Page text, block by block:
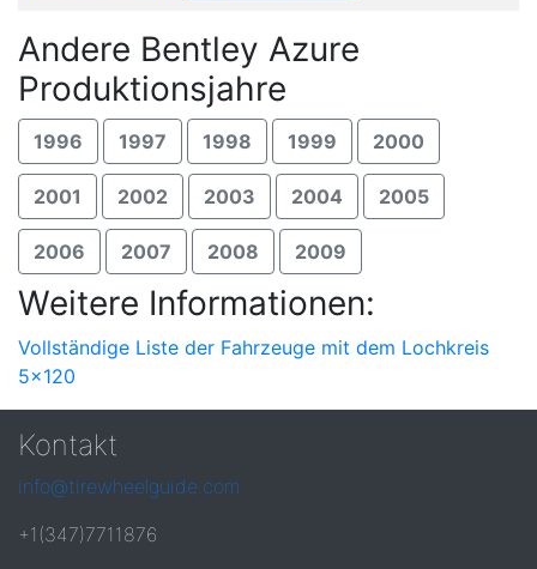
Andere Bentley Azure
Produktionsjahre
1996 1997 1998 1999 2000
2001 2002 2003 2004 2005
2006 2007 2008 2009
Weitere Informationen:
Vollständige Liste der Fahrzeuge mit dem Lochkreis
5x120
Kontakt
info@tirewheelguide.com
+1(347)7711876